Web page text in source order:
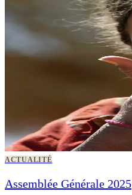
ACTUALITÉ
Assemblée Générale 2025